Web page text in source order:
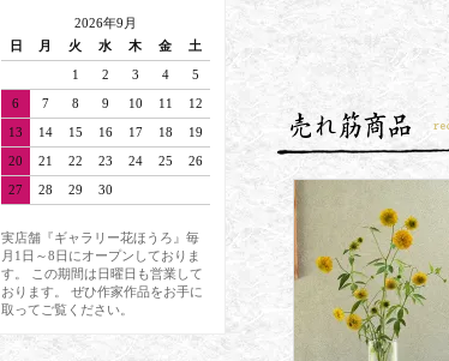
2026年9月
日
月 火 水 木 金
土
1
2 3 4
5
6
7 8 9 10 11
12
13
14 15 16 17 18
19
20
21 22 23 24 25
26
27
28 29 30
実店舗『ギャラリー花ほうろ』毎
月1日～8日にオープンしておりま
す。 この期間は日曜日も営業して
おります。 ぜひ作家作品をお手に
取ってご覧ください。